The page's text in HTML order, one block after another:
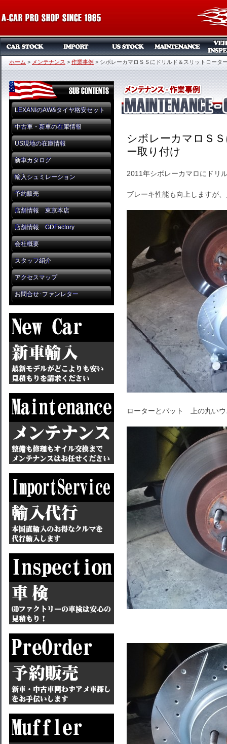
ホーム > メンテナンス > 作業事例 > シボレーカマロＳＳにドリルド＆スリットロータ
LEXANIのAW&タイヤ格安セット
中古車・新車の在庫情報
US現地の在庫情報
新車カタログ
輸入シュミレーション
予約販売
店舗情報 東京本店
店舗情報 GDFactory
会社概要
スタッフ紹介
アクセスマップ
お問合せ･ファンレター
シボレーカマロＳ
ー取り付け
2011年シボレーカマロにドリ
ブレーキ性能も向上しますが
ローターとパット 上の丸い